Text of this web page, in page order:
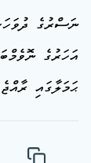
ޙަމަލާގައި